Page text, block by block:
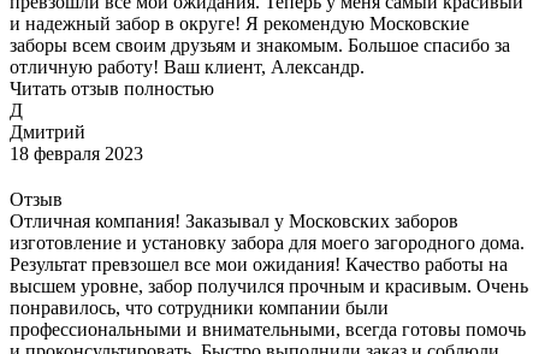
и надежный забор в округе! Я рекомендую Московские
заборы всем своим друзьям и знакомым. Большое спасибо за
отличную работу! Ваш клиент, Александр.
Читать отзыв полностью
Д
Дмитрий
18 февраля 2023
Отзыв
Отличная компания! Заказывал у Московских заборов
изготовление и установку забора для моего загородного дома.
Результат превзошел все мои ожидания! Качество работы на
высшем уровне, забор получился прочным и красивым. Очень
понравилось, что сотрудники компании были
профессиональными и внимательными, всегда готовы помочь